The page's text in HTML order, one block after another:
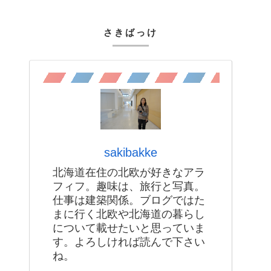
さきばっけ
sakibakke
北海道在住の北欧が好きなアラ
フィフ。趣味は、旅行と写真。
仕事は建築関係。ブログではた
まに行く北欧や北海道の暮らし
について載せたいと思っていま
す。よろしければ読んで下さい
ね。